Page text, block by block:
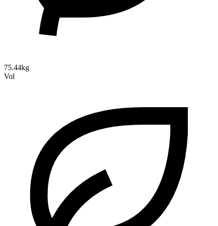
75.44kg
Vol